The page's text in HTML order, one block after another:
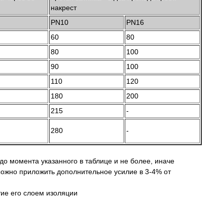
накрест
PN10
PN16
60
80
80
100
90
100
110
120
180
200
215
-
280 -
момента указанного в таблице и не более, иначе
приложить дополнительное усилие в 3-4% от
его слоем изоляции